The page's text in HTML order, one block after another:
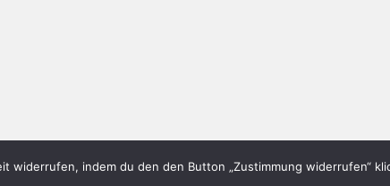
widerrufen, indem du den den Button „Zustimmung widerrufen“